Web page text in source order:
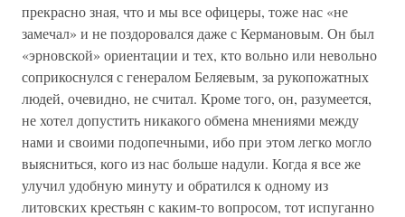
прекрасно зная, что и мы все офицеры, тоже нас «не
замечал» и не поздоровался даже с Кермановым. Он был
«эрновской» ориентации и тех, кто вольно или невольно
соприкоснулся с генералом Беляевым, за рукопожатных
людей, очевидно, не считал. Кроме того, он, разумеется,
не хотел допустить никакого обмена мнениями между
нами и своими подопечными, ибо при этом легко могло
выясниться, кого из нас больше надули. Когда я все же
улучил удобную минуту и обратился к одному из
литовских крестьян с каким-то вопросом, тот испуганно